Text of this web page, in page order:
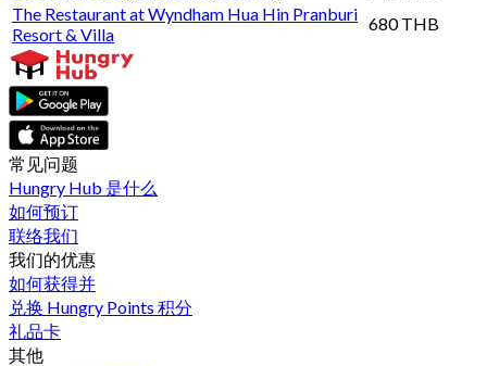
The Restaurant at Wyndham Hua Hin Pranburi
Resort & Villa
680 THB
常见问题
Hungry Hub 是什么
如何预订
联络我们
我们的优惠
如何获得并
兑换 Hungry Points 积分
礼品卡
其他